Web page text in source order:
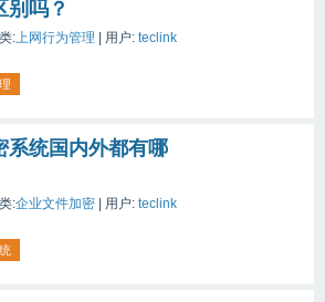
别吗？
:上网行为管理 用户: teclink
系统国内外都有哪
:企业文件加密 用户: teclink